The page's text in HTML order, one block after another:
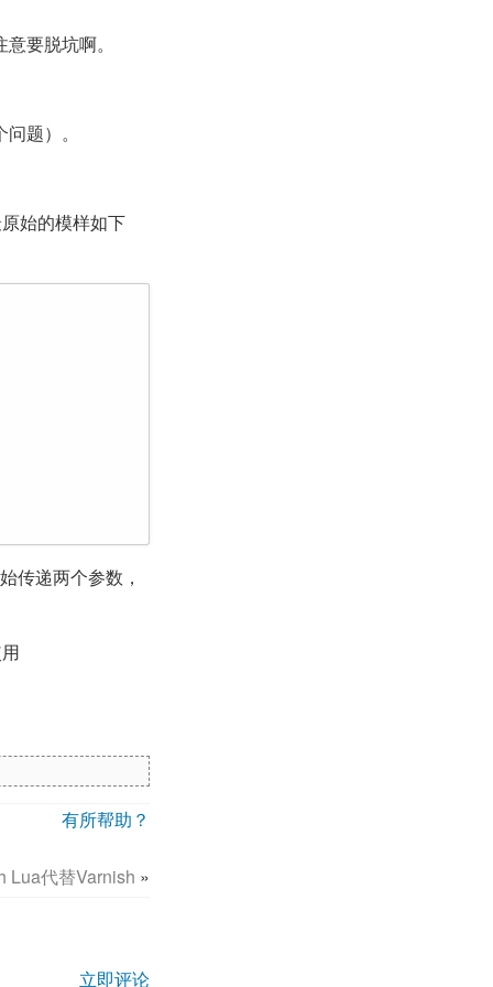
要脱坑啊。
题）。
始的模样如下
传递两个参数，
有所帮助？
Lua代替Varnish »
立即评论